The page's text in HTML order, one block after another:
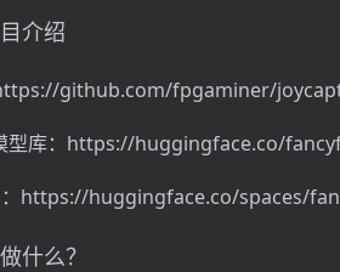
介绍
github.com/fpgaminer/
型库：https://huggingface.co/
https://huggingface.co/spaces/
什么？